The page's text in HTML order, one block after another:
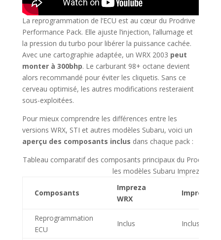
La reprogrammation de l’ECU est au cœur du Prodrive
Performance Pack. Elle ajuste l’injection, l’allumage et
la pression du turbo pour libérer la puissance cachée.
Avec une cartographie adaptée, un WRX 2003 peut
monter à 300bhp. Le carburant 98+ octane devient
alors recommandé pour éviter les cliquetis. Sans ce
cerveau optimisé, les autres modifications resteraient
sous-exploitées.
Pour mieux comprendre les différences entre les
versions WRX, STI et autres modèles Subaru, voici un
aperçu des composants inclus dans chaque pack :
Tableau comparatif des composants principaux du Prodrive
les modèles Subaru Impreza
Composants
Impreza
WRX
Impreza
Reprogrammation
ECU
Inclus Inclus